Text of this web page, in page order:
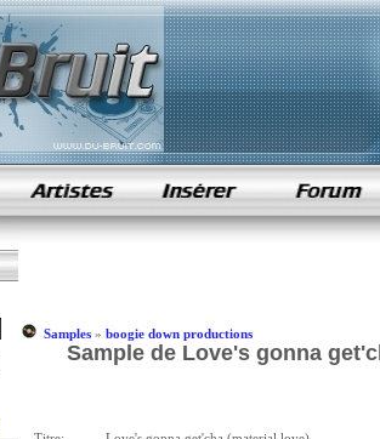
samples de rap
Samples» boogie down productions
Sample de Love's gonna